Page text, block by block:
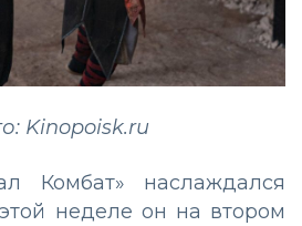
Kinopoisk.ru
Комбат» наслаждался
неделе он на втором